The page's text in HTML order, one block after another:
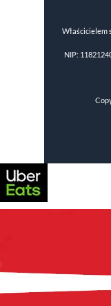
Właścicielem
NIP: